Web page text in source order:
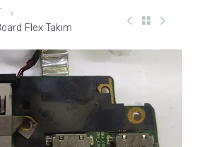
Flex Takım